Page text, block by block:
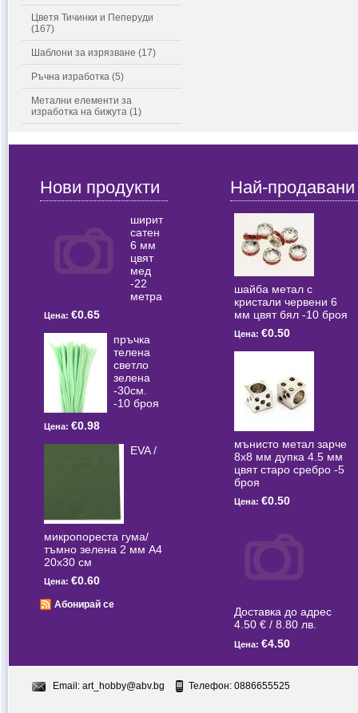
Цветя Тичинки и Пеперуди
(167)
Шаблони за изрязване (17)
Ръчна изработка (5)
Метални елементи за
изработка на бижута (1)
Нови продукти
ширит
сатен
6 мм
цвят
мед
-22
метра
Цена: €0.65
пръчка
телена
светлo
зелена
-30см.
-10 броя
Цена: €0.98
EVA /
микропореста гума/
тъмно зелена 2 мм А4
20x30 см
Цена: €0.60
Абонирай се
Най-продавани
шайба метал с
кристали червени 6
мм цвят бял -10 броя
Цена: €0.50
мънисто метал зарче
8x8 мм дупка 4.5 мм
цвят старо сребро -5
броя
Цена: €0.50
Доставка до адрес
4.50 € / 8.80 лв.
Цена: €4.50
Email: art_hobby@abv.bg Телефон: 0886655525